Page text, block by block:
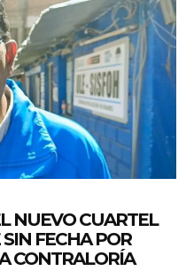
NUEVO CUARTEL
FECHA POR
CONTRALORÍA